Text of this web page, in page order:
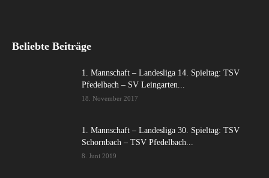
Beliebte Beiträge
1. Mannschaft – Landesliga 14. Spieltag: TSV
Pfedelbach – SV Leingarten...
18. November 2017
1. Mannschaft – Landesliga 30. Spieltag: TSV
Schornbach – TSV Pfedelbach...
8. Juni 2019